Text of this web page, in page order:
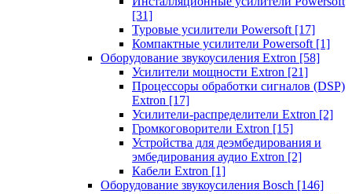
[31]
Туровые усилители Powersoft [17]
Компактные усилители Powersoft [1]
Оборудование звукоусиления Extron [58]
Усилители мощности Extron [21]
Процессоры обработки сигналов (DSP)
Extron [17]
Усилители-распределители Extron [2]
Громкоговорители Extron [15]
Устройства для деэмбедирования и
эмбедирования аудио Extron [2]
Кабели Extron [1]
Оборудование звукоусиления Bosch [146]